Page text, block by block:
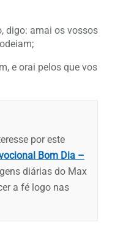
digo: amai os vossos
e orai pelos que vos
por este
Bom Dia –
diárias do Max
a fé logo nas